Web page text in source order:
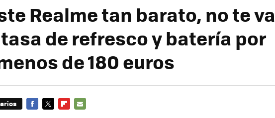
Realme tan barato, no te va
de refresco y batería por
de 180 euros